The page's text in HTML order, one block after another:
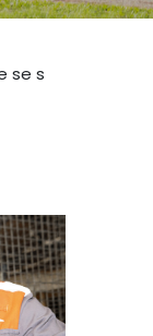
se s